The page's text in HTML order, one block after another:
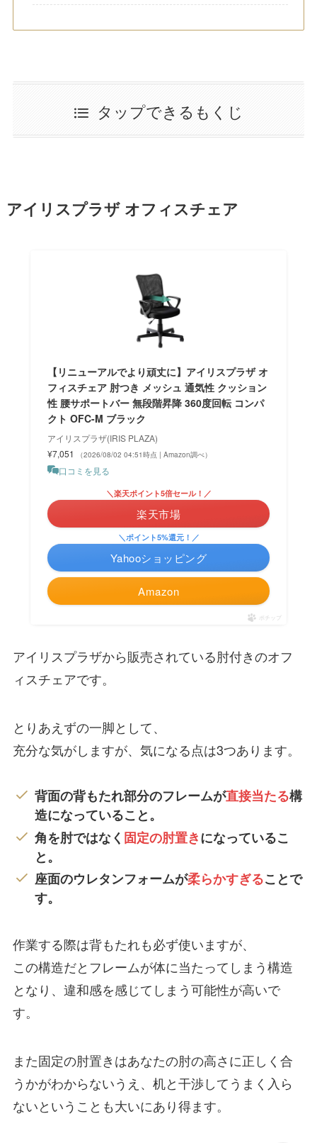
タップできるもくじ
アイリスプラザ オフィスチェア
【リニューアルでより頑丈に】アイリスプラザ オ
フィスチェア 肘つき メッシュ 通気性 クッション
性 腰サポートバー 無段階昇降 360度回転 コンパ
クト OFC-M ブラック
アイリスプラザ(IRIS PLAZA)
¥7,051
（2026/08/02 04:51時点 | Amazon調べ）
口コミを見る
Amazon
＼楽天ポイント5倍セール！／
楽天市場
＼ポイント5%還元！／
Yahooショッピング
ポチップ
アイリスプラザから販売されている肘付きのオフ
ィスチェアです。
とりあえずの一脚として、
充分な気がしますが、気になる点は3つあります。
背面の背もたれ部分のフレームが直接当たる構
造になっていること。
角を肘ではなく 固定の肘置きになっているこ
と。
座面のウレタンフォームが柔らかすぎることで
す。
作業する際は背もたれも必ず使いますが、
この構造だとフレームが体に当たってしまう構造
となり、違和感を感じてしまう可能性が高いで
す。
また固定の肘置きはあなたの肘の高さに正しく合
うかがわからないうえ、机と干渉してうまく入ら
ないということも大いにあり得ます。